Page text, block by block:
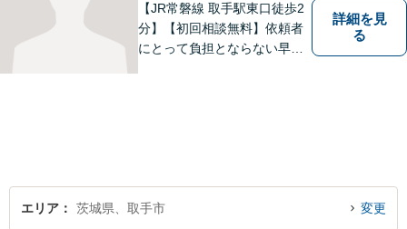
【JR常磐線 取手駅東口徒歩2
分】【初回相談無料】依頼者
にとって負担とならない早期
詳細を見
る
エリア 茨城県、取手市 変更